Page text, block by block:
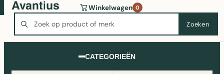
Zoeken
Winkelwagen 0
CATEGORIEËN
Wasmachine of koelkast nodig? Vergelijk alle prijzen op
Witgoedaanbod.nl